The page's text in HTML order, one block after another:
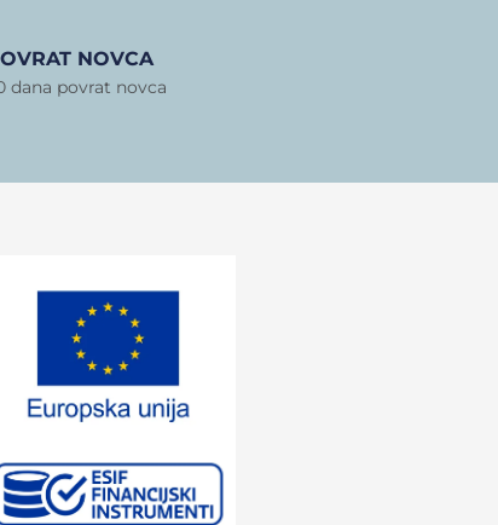
NOVCA
dana povrat novca